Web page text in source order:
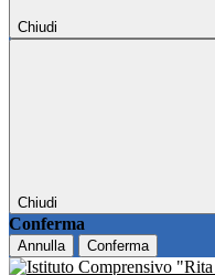
Chiudi
Chiudi
Conferma
Annulla Conferma